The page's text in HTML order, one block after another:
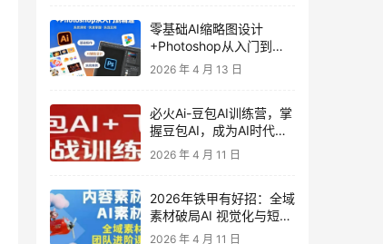
零基础AI缩略图设计
+Photoshop从入门到精
通 全套教程（含形象照拍
2026 年 4 月 13 日
必火Ai-豆包AI训练营，掌
握豆包AI，成为AI时代的
全能型人才
2026 年 4 月 11 日
2026年铁甲有好招：全域
素材破局AI 视觉化与短剧
营销实战指南——高效增
2026 年 4 月 11 日